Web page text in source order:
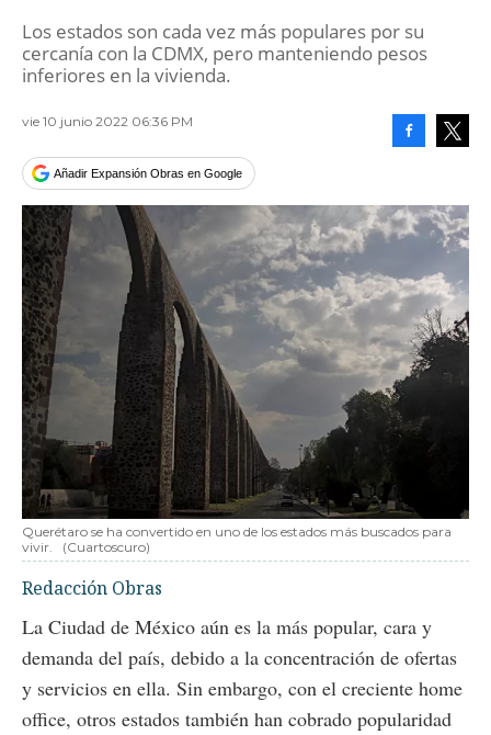
Los estados son cada vez más populares por su
cercanía con la CDMX, pero manteniendo pesos
inferiores en la vivienda.
vie 10 junio 2022 06:36 PM
Añadir Expansión Obras en Google
Querétaro se ha convertido en uno de los estados más buscados para
vivir.
(Cuartoscuro)
Redacción Obras
La Ciudad de México aún es la más popular, cara y
demanda del país, debido a la concentración de ofertas
y servicios en ella. Sin embargo, con el creciente home
office, otros estados también han cobrado popularidad